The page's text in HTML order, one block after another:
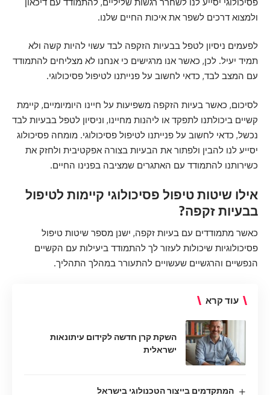
ולמצוא דרכים לשפר את איכות החיים שלנו.
לפעמים ניסיון לטפל בבעיות הזקפה לבד עשוי להיות קשה ולא
תמיד יעיל. לכן, כאשר אנו מרגישים כי אנחנו לא מצליחים להתמודד
עם המצב לבד, כדאי לחשוב על פנייתנו לטיפול פסיכולוגי.
לסיכום, כאשר בעיות הזקפה משפיעות על חיינו היומיומיים, קיימת
קשיים ביכולתנו לתפקד או ליהנות מחיינו, וניסיון לטפל בבעיות לבד
נכשל, כדאי לחשוב על פנייתנו לטיפול פסיכולוגי. מומחה פסיכולוג
יסייע לנו להבין ולפתור את הבעיות בצורה אפקטיבית ולחזק את
כשירותנו להתמודד עם האתגרים שמציבה בפנינו החיים.
אילו שיטות טיפול פסיכולוגי קיימות לטיפול
בבעיות זקפה?
כאשר מתמודדים עם בעיות זקפה, ישנן מספר שיטות טיפול
פסיכולוגיות שיכולות לעזור לך להתמודד ביעילות עם הקשיים
הנפשיים והרגשיים שעשויים להתעורר במהלך התהליך.
עוד קרא
השקת קרן חדשה לקידום עיתונאות
ישראלית
המתקדמים בייצור הטכנולוגי בישראל